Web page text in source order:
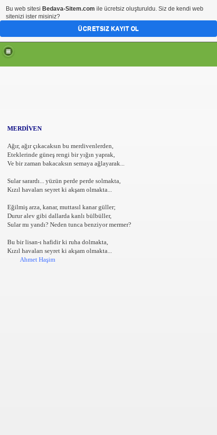
MERDİVEN
Ağır, ağır çıkacaksın bu merdivenlerden,
Eteklerinde güneş rengi bir yığın yaprak,
Ve bir zaman bakacaksın semaya ağlayarak...
Sular sarardı... yüzün perde perde solmakta,
Kızıl havaları seyret ki akşam olmakta...
Eğilmiş arza, kanar, muttasıl kanar güller;
Durur alev gibi dallarda kanlı bülbüller,
Sular mı yandı? Neden tunca benziyor mermer?
Bu bir lisan-ı hafidir ki ruha dolmakta,
Kızıl havaları seyret ki akşam olmakta...
Ahmet Haşim
Bu web sitesi Bedava-Sitem.com ile ücretsiz oluşturuldu. Siz de kendi web
sitenizi ister misiniz?
ÜCRETSIZ KAYIT OL